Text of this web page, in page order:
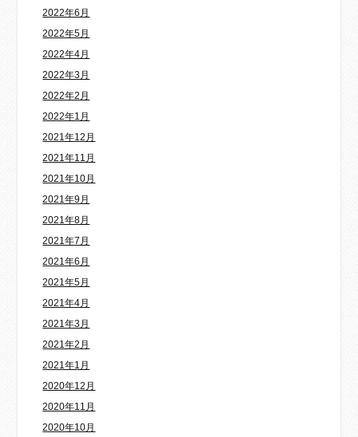
2022年6月
2022年5月
2022年4月
2022年3月
2022年2月
2022年1月
2021年12月
2021年11月
2021年10月
2021年9月
2021年8月
2021年7月
2021年6月
2021年5月
2021年4月
2021年3月
2021年2月
2021年1月
2020年12月
2020年11月
2020年10月